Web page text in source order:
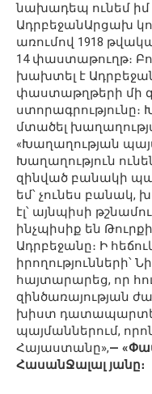
նախադեպ ունեմ իմ
ԱդրբեջանԱրցախ
առումով 1918
14 փաստաթուղթ։
խախտել է
փաստաթղթերի մի
ստորագրությունը։
մտածել
«Խաղաղության
Խաղաղություն
զինված բանակի
եմ՝ չունես բանակ,
էլ՝ այնպիսի
ինչպիսիք են
Ադրբեջանը։ Ի
իրողությունների՝
հայտարարեց, որ
զինծառայության
խիստ
պայմաններում,
Հայաստանը»,—
ՀասանՋալալ յանը։